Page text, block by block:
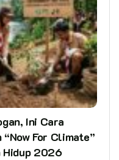
Ini Cara
For Climate”
Hidup 2026